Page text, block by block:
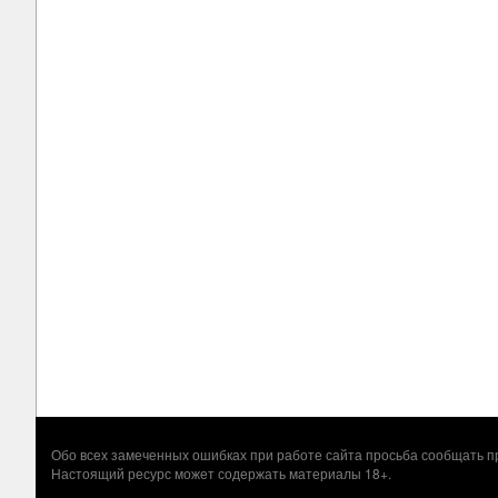
Обо всех замеченных ошибках при работе сайта просьба
Настоящий ресурс может содержать материалы 18+.